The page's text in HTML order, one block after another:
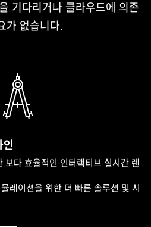
기다리거나 클라우드에 의존
가 없습니다.
인
보다 효율적인 인터랙티브 실시간 렌
레이션을 위한 더 빠른 솔루션 및 시